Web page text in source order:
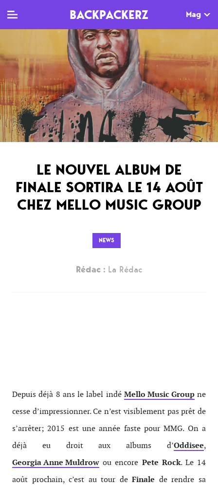
BACKPACKERZ Mag
TV
Clips
Live
Documentaires
MAG
Dossiers
Tops
Interviews
Sorties
Newsletter
AGENDA
Paris
Festivals
LE NOUVEL ALBUM DE
FINALE SORTIRA LE 14 AOÛT
CHEZ MELLO MUSIC GROUP
NEWS
Rédac : La Rédac
Depuis déjà 8 ans le label indé Mello Music Groupne
cesse d’impressionner. Ce n’est visiblement pas prêt de
s’arrêter; 2015 est une année faste pour MMG. On a
déjà eu droit aux albums d’Oddisee,
Georgia Anne Muldrow ou encore Pete Rock. Le 14
août prochain, c’est au tour deFinale de rendre sa